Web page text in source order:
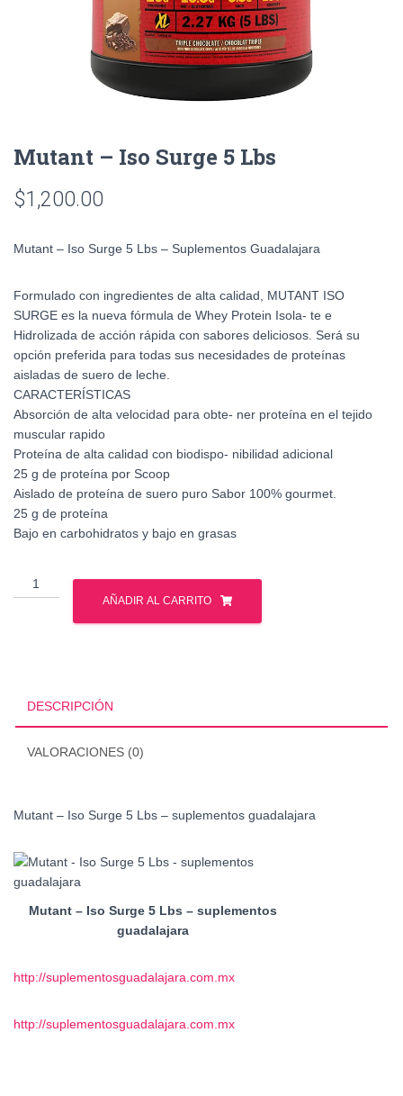
Mutant – Iso Surge 5 Lbs
$1,200.00
Mutant – Iso Surge 5 Lbs – Suplementos Guadalajara
Formulado con ingredientes de alta calidad, MUTANT ISO
SURGE es la nueva fórmula de Whey Protein Isola- te e
Hidrolizada de acción rápida con sabores deliciosos. Será su
opción preferida para todas sus necesidades de proteínas
aisladas de suero de leche.
CARACTERÍSTICAS
Absorción de alta velocidad para obte- ner proteína en el tejido
muscular rapido
Proteína de alta calidad con biodispo- nibilidad adicional
25 g de proteína por Scoop
Aislado de proteína de suero puro Sabor 100% gourmet.
25 g de proteína
Bajo en carbohidratos y bajo en grasas
Mutant
-
AÑADIR AL CARRITO
DESCRIPCIÓN
VALORACIONES (0)
Mutant – Iso Surge 5 Lbs – suplementos guadalajara
Mutant – Iso Surge 5 Lbs – suplementos
guadalajara
http://suplementosguadalajara.com.mx
http://suplementosguadalajara.com.mx